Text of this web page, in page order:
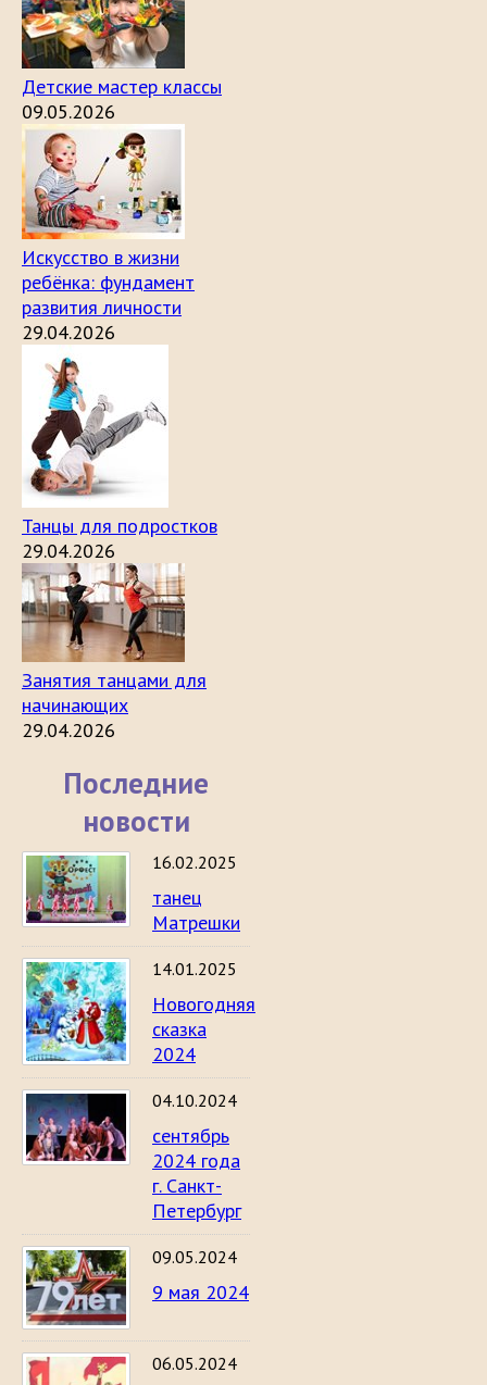
Детские мастер классы
09.05.2026
Искусство в жизни
ребёнка: фундамент
развития личности
29.04.2026
Танцы для подростков
29.04.2026
Занятия танцами для
начинающих
29.04.2026
Последние
новости
16.02.2025
танец
Матрешки
14.01.2025
Новогодняя
сказка
2024
04.10.2024
сентябрь
2024 года
г. Санкт-
Петербург
09.05.2024
9 мая 2024
06.05.2024